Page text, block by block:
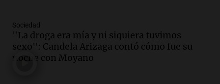
Audio.
de semana helado y ciudadanos
marchan contra reforma de tierras
Panorama Federal
Sociedad
"La droga era mía y ni siquiera tuvimos
sexo": Candela Arizaga contó cómo fue su
noche con Moyano